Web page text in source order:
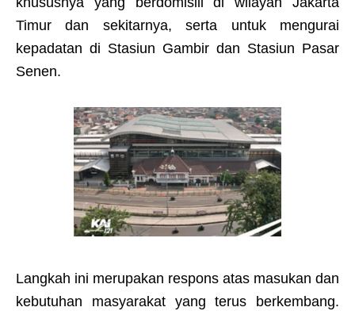
Timur dan sekitarnya, serta untuk mengurai
kepadatan di Stasiun Gambir dan Stasiun Pasar
Senen.
Langkah ini merupakan respons atas masukan dan
kebutuhan masyarakat yang terus berkembang.